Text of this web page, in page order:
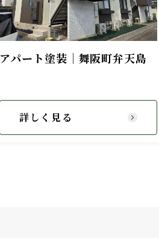
アパート塗装｜舞阪町弁天島
詳しく見る